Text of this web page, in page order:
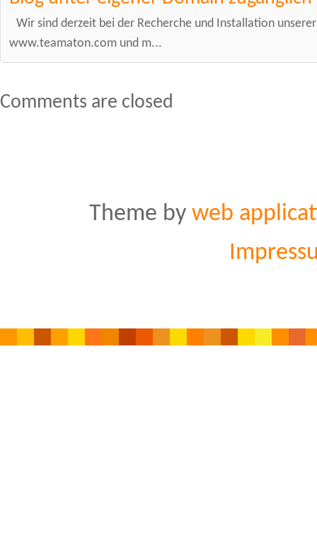
Wir sind derzeit bei der Recherche und Installation
www.teamaton.com und m...
Comments are closed
Theme by web